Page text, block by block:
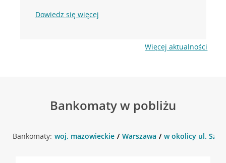
Dowiedz się więcej
Więcej aktualności
Bankomaty w pobliżu
Bankomaty: woj. mazowieckie Warszawa w okolicy ul.